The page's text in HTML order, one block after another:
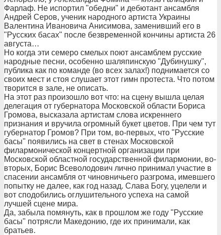
Фарлаф. Не испортил "обедни" и дебютант ансамбля
Андрей Серов, ученик народного артиста Украины
Валентина Ивановича Анисимова, заменивший его в
"Русских басах" после безвременной кончины артиста 26
августа…
Но когда эти семеро смелых поют ансамблем русские
народные песни, особенно шаляпинскую "Дубинушку",
публика как по команде (во всех залах!) поднимается со
своих мест и стоя слушает этот гимн протеста. Что потом
творится в зале, не описать.
На этот раз произошло вот что: на сцену вышла целая
делегация от губернатора Московской области Бориса
Громова, высказала артистам слова искреннего
признания и вручила огромный букет цветов. При чем тут
губернатор Громов? При том, во-первых, что "Русские
басы" появились на свет в стенах Московской
филармонической концертной организации при
Московской областной государственной филармонии, во-
вторых, Борис Всеволодович лично принимал участие в
спасении ансамбля от чиновничьего разгрома, имевшего
попытку не далее, как год назад. Слава Богу, уцелели и
вот сподобились оглушительного успеха на самой
лучшей сцене мира.
Да, забыла помянуть, как в прошлом же году "Русские
басы" потрясли Македонию, где их принимали, как
братьев.